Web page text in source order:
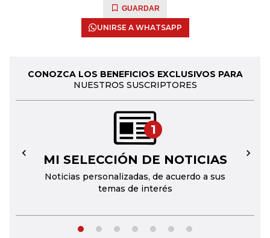
GUARDAR
UNIRSE A WHATSAPP
CONOZCA LOS BENEFICIOS EXCLUSIVOS PARA
NUESTROS SUSCRIPTORES
1
MI SELECCIÓN DE NOTICIAS
Noticias personalizadas, de acuerdo a sus
temas de interés
← →